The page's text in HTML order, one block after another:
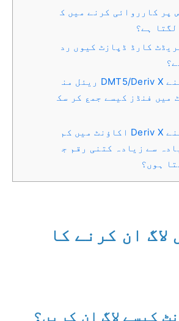
پر کارروائی کرنے میں ک
ہے؟
کارڈ ڈپازٹ کیوں رد
میں اپنے DMT5/Deriv X ریئل من
میں فنڈز کیسے جمع کر سک
میں اپنے Deriv X اکاؤنٹ میں کم
سے زیادہ کتنی رقم ج
ہوں؟
ان کرنے کا
کیسے لاگ ان کریں؟